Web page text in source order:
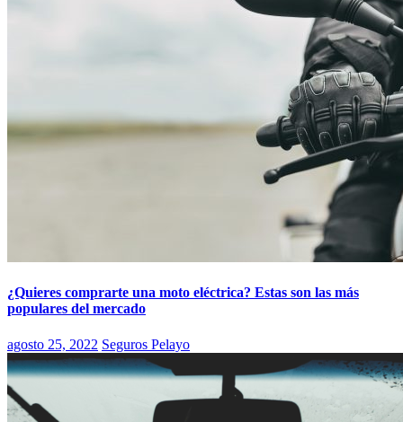
¿Quieres comprarte una moto eléctrica? Estas son las más
populares del mercado
agosto 25, 2022 Seguros Pelayo